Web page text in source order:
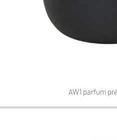
Aperçu
AW1 parfum